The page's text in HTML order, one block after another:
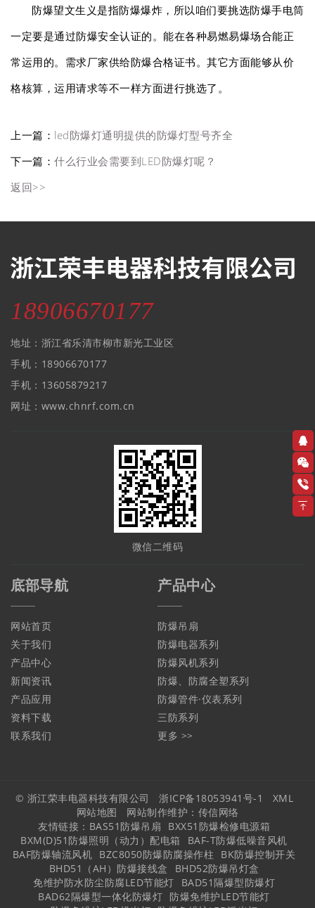
防爆望文生义是指防爆爆炸，所以咱们要挑选防爆手电筒
一定要是通过防爆安全认证的。能在各种易燃易爆场合能正
常运用的。需求厂家供给防爆合格证书。其它方面能够从价
格核算，运用请求等不一样方面进行挑选了。
上一篇： led防爆灯通明提供的防爆灯型号齐全
下一篇： 什么行业会需要到LED防爆灯呢？
返回>>
18906670177
地址：浙江省乐清市柳市新光工业区
手机：18906670177
手机：13605879217
网址：www.chnrf.com.cn
微信二维码
产品中心
防爆吊扇
防爆电器系列
防爆风机系列
防爆、防腐全塑系列
防爆管件·仪表系列
三防系列
更多 >>
底部导航
网站首页
关于我们
产品中心
新闻资讯
产品应用
资料下载
联系我们
© 浙江荣丰电器科技有限公司浙ICP备18053941号-1
XML
网站地图 网站制作维护： 传信网络
友情链接： BAS51防爆吊扇
BXX51防爆检修电源箱
BXM(D)51防爆照明（动力）配电箱
BAF-T防爆低噪音风机
BAF防爆轴流风机 BZC8050防爆防腐操作柱
BK防爆控制开关
BHD51（AH）防爆接线盒
BHD52防爆吊灯盒
免维护防水防尘防腐LED节能灯
BAD51隔爆型防爆灯
BAD62隔爆型一体化防爆灯 防爆免维护LED节能灯